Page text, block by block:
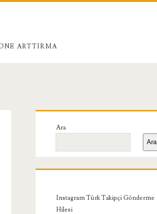
ARTTIRMA
Birincil
Yan
Menü
Ara
Ara
Instagram Türk Takipçi Gönderme
Hilesi